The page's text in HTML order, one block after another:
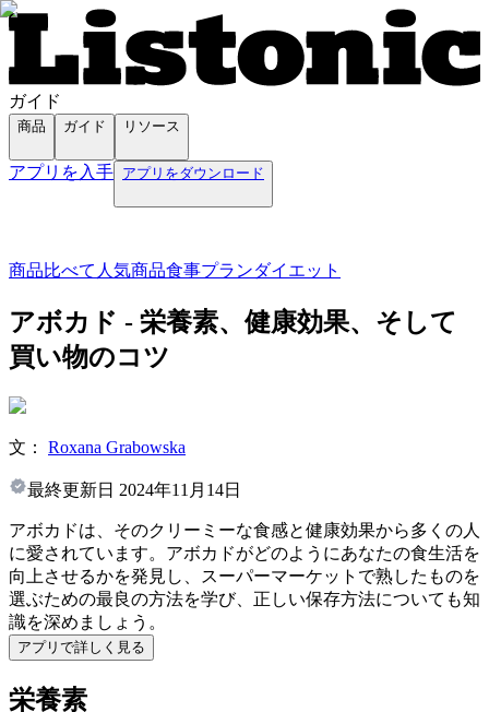
ガイド
商品 ガイド リソース
アプリを入手 アプリをダウンロード
商品比べて 人気商品食事プランダイエット
アボカド - 栄養素、健康効果、そして
買い物のコツ
文： Roxana Grabowska
最終更新日 2024年11月14日
アボカドは、そのクリーミーな食感と健康効果から多くの人
に愛されています。アボカドがどのようにあなたの食生活を
向上させるかを発見し、スーパーマーケットで熟したものを
選ぶための最良の方法を学び、正しい保存方法についても知
識を深めましょう。
アプリで詳しく見る
栄養素